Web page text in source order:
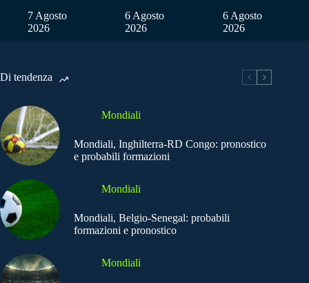
7 Agosto
2026
6 Agosto
2026
6 Agosto
2026
Di tendenza
Mondiali
Mondiali, Inghilterra-RD Congo: pronostico
e probabili formazioni
Mondiali
Mondiali, Belgio-Senegal: probabili
formazioni e pronostico
Mondiali